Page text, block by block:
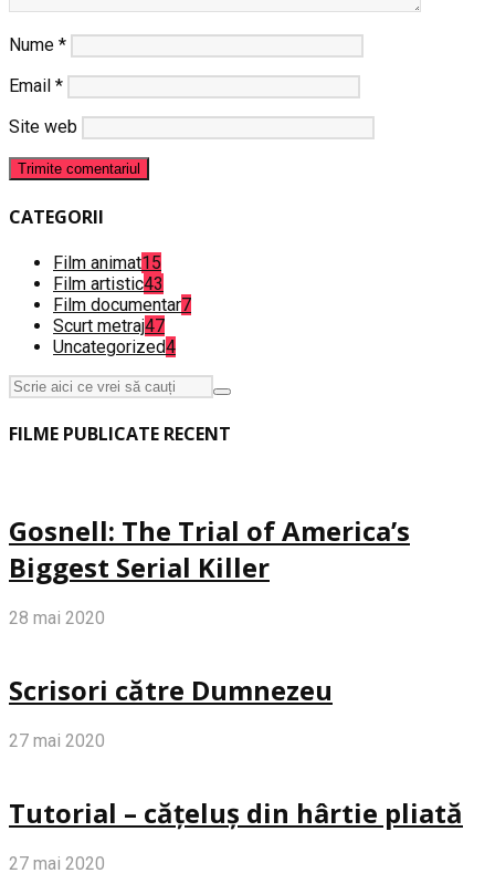
Nume *
Email *
Site web
CATEGORII
Film animat15
Film artistic43
Film documentar7
Scurt metraj47
Uncategorized4
FILME PUBLICATE RECENT
Gosnell: The Trial of America’s
Biggest Serial Killer
28 mai 2020
Scrisori către Dumnezeu
27 mai 2020
Tutorial – cățeluș din hârtie pliată
27 mai 2020